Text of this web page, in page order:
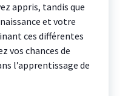
appris, tandis que
et votre
ces différentes
vos chances de
l’apprentissage de